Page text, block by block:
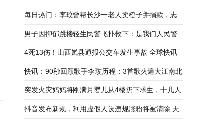
每日热门：李玟曾帮长沙一老人卖橙子并捐款，志
愿者：非常想念她
男子因抑郁跳楼轻生民警飞扑救下：是我们人民警
察的初心使命 全球聚焦
4死13伤！山西岚县通报公交车发生事故 全球快讯
快讯：90秒回顾歌手李玟历程：3首歌火遍大江南北
曾饱受婚姻困扰
突发火灾妈妈将刚满月婴儿从4楼扔下求生，十几人
拉起“大网”接住
抖音发布新规，利用虚假人设违规涨粉将被清除 天